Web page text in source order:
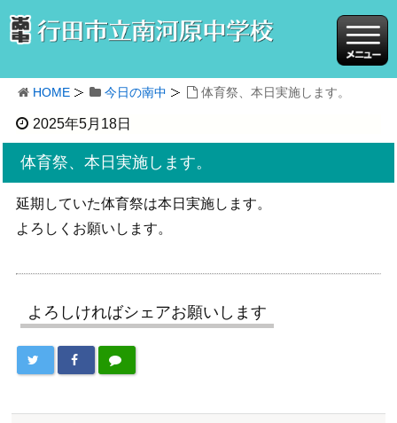
HOME 今日の南中 体育祭、本日実施します。
2025年5月18日
体育祭、本日実施します。
延期していた体育祭は本日実施します。
よろしくお願いします。
よろしければシェアお願いします